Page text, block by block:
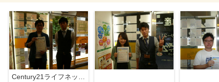
Century21ライフネット新大阪店